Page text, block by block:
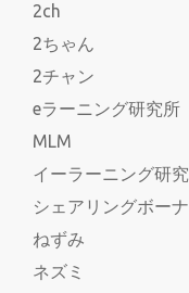
2ch
2ちゃん
2チャン
eラーニング研究所
MLM
イーラーニング研
シェアリングボー
ねずみ
ネズミ